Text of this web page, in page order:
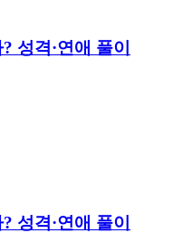
성격·연애 풀이
성격·연애 풀이